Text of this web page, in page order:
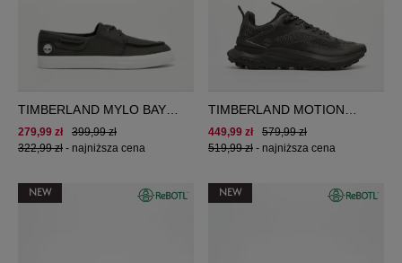
TIMBERLAND MYLO BAY
LACE UP SHOE
399,99 zł
279,99 zł
322,99 zł - najniższa cena
TIMBERLAND MOTION
ACCESS
579,99 zł
449,99 zł
519,99 zł - najniższa cena
NEW NEW